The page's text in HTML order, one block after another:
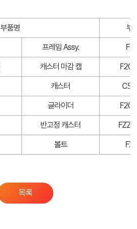
부품명 부
프레임 Assy.
캐스터 마감 캡 F20
캐스터 C50
글라이더 F20
반고정 캐스터
볼트
목록